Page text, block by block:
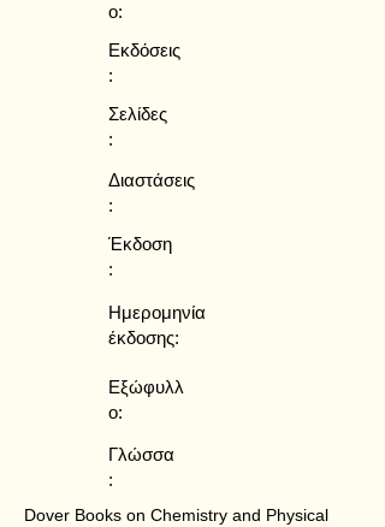
ο:
Εκδόσεις
:
Σελίδες
:
Διαστάσεις
:
Έκδοση
:
Ημερομηνία
έκδοσης:
Εξώφυλλ
ο:
Γλώσσα
:
Dover Books on Chemistry and Physical